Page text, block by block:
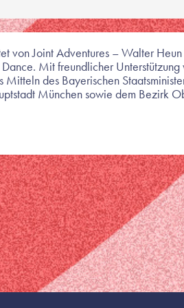
von Joint Adventures – Walter
Mit freundlicher
Mitteln des Bayerischen
München sowie dem Bezirk